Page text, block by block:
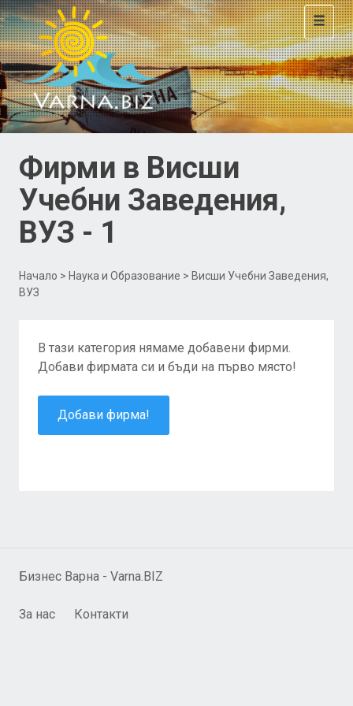
Toggle
Фирми в Висши
Учебни Заведения,
ВУЗ - 1
Начало > Наука и Образование > Висши Учебни Заведения,
ВУЗ
В тази категория нямаме добавени фирми.
Добави фирмата си и бъди на първо място!
Добави фирма!
Бизнес Варна - Varna.BIZ
За нас Контакти